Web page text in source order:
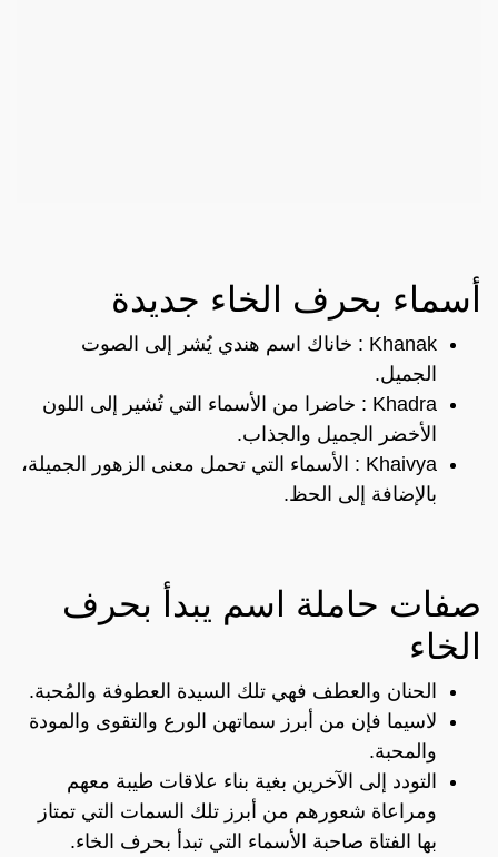
أسماء بحرف الخاء جديدة
Khanak : خاناك اسم هندي يُشر إلى الصوت
الجميل.
Khadra : خاضرا من الأسماء التي تُشير إلى اللون
الأخضر الجميل والجذاب.
Khaivya : الأسماء التي تحمل معنى الزهور الجميلة،
بالإضافة إلى الحظ.
صفات حاملة اسم يبدأ بحرف
الخاء
الحنان والعطف فهي تلك السيدة العطوفة والمُحبة.
لاسيما فإن من أبرز سماتهن الورع والتقوى والمودة
والمحبة.
التودد إلى الآخرين بغية بناء علاقات طيبة معهم
ومراعاة شعورهم من أبرز تلك السمات التي تمتاز
بها الفتاة صاحبة الأسماء التي تبدأ بحرف الخاء.